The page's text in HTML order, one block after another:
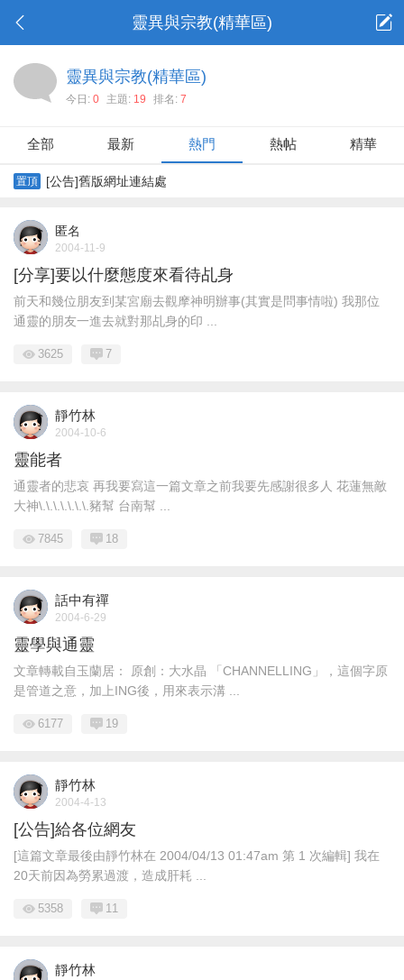
靈異與宗教(精華區)
靈異與宗教(精華區)
今日: 0 主題: 19 排名: 7
全部 最新 熱門 熱帖 精華
置頂 [公告]舊版網址連結處
匿名
2004-11-9
[分享]要以什麼態度來看待乩身
前天和幾位朋友到某宮廟去觀摩神明辦事(其實是問事情啦) 我那位
通靈的朋友一進去就對那乩身的印 ...
3625 7
靜竹林
2004-10-6
靈能者
通靈者的悲哀 再我要寫這一篇文章之前我要先感謝很多人 花蓮無敵
大神\.\.\.\.\.\.\.豬幫 台南幫 ...
7845 18
話中有禪
2004-6-29
靈學與通靈
文章轉載自玉蘭居： 原創：大水晶 「CHANNELLING」，這個字原
是管道之意，加上ING後，用來表示溝 ...
6177 19
靜竹林
2004-4-13
[公告]給各位網友
[這篇文章最後由靜竹林在 2004/04/13 01:47am 第 1 次編輯] 我在
20天前因為勞累過渡，造成肝耗 ...
5358 11
靜竹林